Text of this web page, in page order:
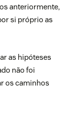
anteriormente,
si próprio as
as hipóteses
não foi
os caminhos